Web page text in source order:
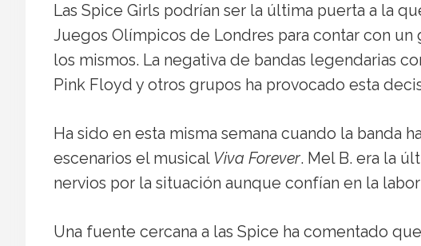
Las Spice Girls podrían ser la última puerta a la
Juegos Olímpicos de Londres para contar con
los mismos. La negativa de bandas legendarias
Pink Floyd y otros grupos ha provocado esta
Ha sido en esta misma semana cuando la banda
escenarios el musical Viva Forever. Mel B. era la
nervios por la situación aunque confían en la
Una fuente cercana a las Spice ha comentado